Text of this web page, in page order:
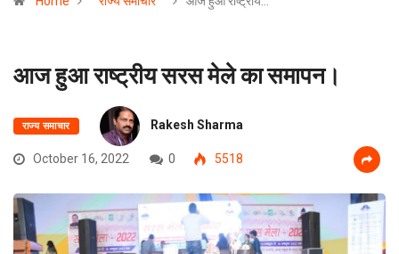
आज हुआ राष्ट्रीय सरस मेले का समापन।
राज्य समाचार Rakesh Sharma
October 16, 2022 0 5518